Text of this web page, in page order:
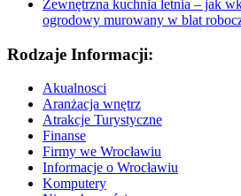
Zewnętrzna kuchnia letnia – jak
ogrodowy murowany w blat
Rodzaje Informacji:
Akualnosci
Aranżacja wnętrz
Atrakcje Turystyczne
Finanse
Firmy we Wrocławiu
Informacje o Wrocławiu
Komputery